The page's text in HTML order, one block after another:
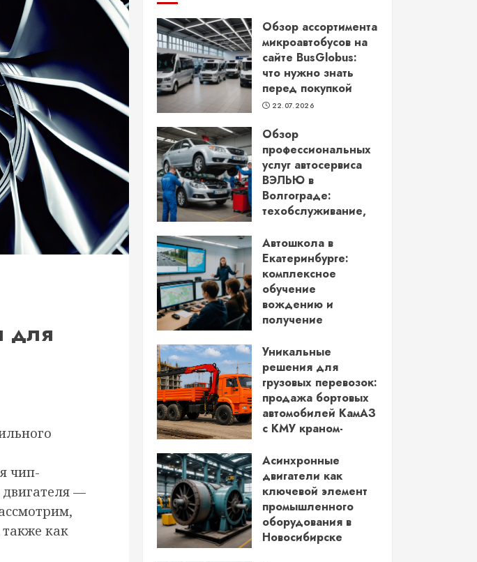
для
чип-
—
как
Обзор ассортимента
микроавтобусов на
сайте BusGlobus:
что нужно знать
перед покупкой
22.07.2026
Обзор
профессиональных
услуг автосервиса
ВЭЛЬЮ в
Волгограде:
техобслуживание,
более
22.06.2026
Автошкола в
Екатеринбурге:
комплексное
обучение
вождению и
получение
03.06.2026
Уникальные
решения для
грузовых перевозок:
продажа бортовых
автомобилей КамАЗ
с КМУ краном-
28.05.2026
Асинхронные
двигатели как
ключевой элемент
промышленного
оборудования в
Новосибирске